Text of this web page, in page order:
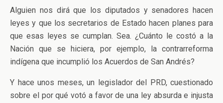
Alguien nos dirá que los diputados y senadores hacen
leyes y que los secretarios de Estado hacen planes para
que esas leyes se cumplan. Sea. ¿Cuánto le costó a la
Nación que se hiciera, por ejemplo, la contrarreforma
indígena que incumplió los Acuerdos de San Andrés?
Y hace unos meses, un legislador del PRD, cuestionado
sobre el por qué votó a favor de una ley absurda e injusta